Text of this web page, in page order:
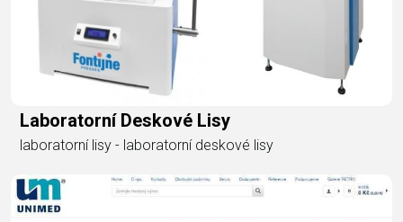
Laboratorní Deskové Lisy
laboratorní lisy - laboratorní deskové lisy